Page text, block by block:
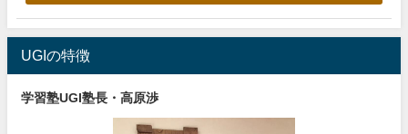
UGIの特徴
学習塾UGI塾長・高原渉